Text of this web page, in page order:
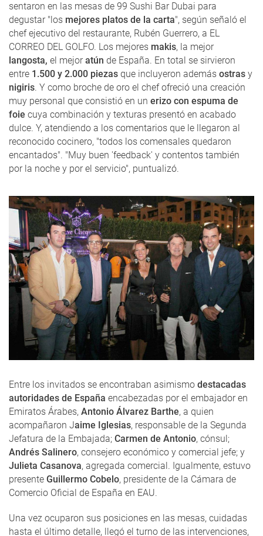
sentaron en las mesas de 99 Sushi Bar Dubai para
degustar "los mejores platos de la carta", según señaló el
chef ejecutivo del restaurante, Rubén Guerrero, a EL
CORREO DEL GOLFO. Los mejores makis, la mejor
langosta, el mejoratún de España. En total se sirvieron
entre 1.500 y 2.000 piezas que incluyeron además ostras y
nigiris. Y como broche de oro el chef ofreció una creación
muy personal que consistió en un erizo con espuma de
foie cuya combinación y texturas presentó en acabado
dulce. Y, atendiendo a los comentarios que le llegaron al
reconocido cocinero, "todos los comensales quedaron
encantados". "Muy buen 'feedback' y contentos también
por la noche y por el servicio", puntualizó.
Entre los invitados se encontraban asimismo destacadas
autoridades de España encabezadas por el embajador en
Emiratos Árabes, Antonio Álvarez Barthe, a quien
acompañaron Jaime Iglesias, responsable de la Segunda
Jefatura de la Embajada; Carmen de Antonio, cónsul;
Andrés Salinero, consejero económico y comercial jefe; y
Julieta Casanova, agregada comercial. Igualmente, estuvo
presente Guillermo Cobelo, presidente de la Cámara de
Comercio Oficial de España en EAU.
Una vez ocuparon sus posiciones en las mesas, cuidadas
hasta el último detalle, llegó el turno de las intervenciones,